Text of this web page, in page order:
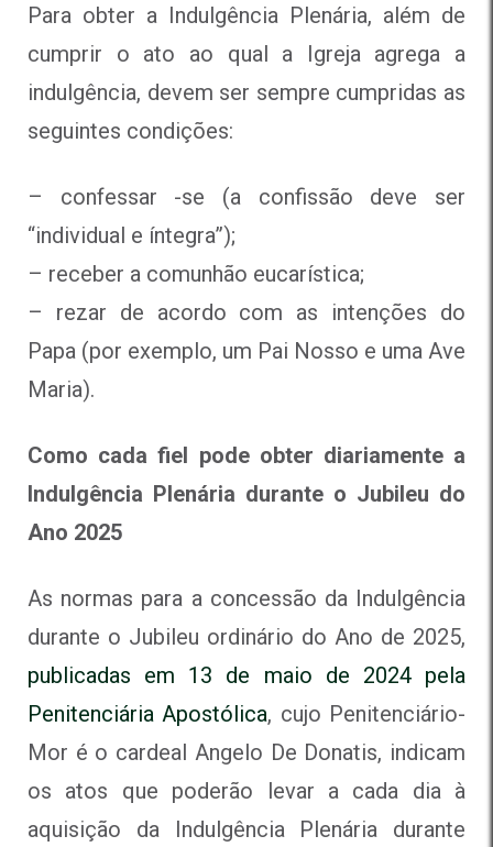
Para obter a Indulgência Plenária, além de
cumprir o ato ao qual a Igreja agrega a
indulgência, devem ser sempre cumpridas as
seguintes condições:
– confessar -se (a confissão deve ser
“individual e íntegra”);
– receber a comunhão eucarística;
– rezar de acordo com as intenções do
Papa (por exemplo, um Pai Nosso e uma Ave
Maria).
Como cada fiel pode obter diariamente a
Indulgência Plenária durante o Jubileu do
Ano 2025
As normas para a concessão da Indulgência
durante o Jubileu ordinário do Ano de 2025,
publicadas em 13 de maio de 2024 pela
Penitenciária Apostólica, cujo Penitenciário-
Mor é o cardeal Angelo De Donatis, indicam
os atos que poderão levar a cada dia à
aquisição da Indulgência Plenária durante